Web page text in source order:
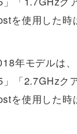
を使用した時
年モデルは
「2.7GHzク
を使用した時